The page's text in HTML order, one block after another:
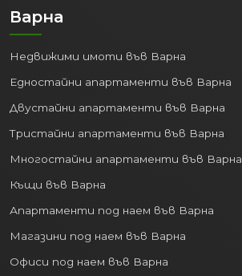
Варна
Недвижими имоти във Варна
Едностайни апартаменти във Варна
Двустайни апартаменти във Варна
Тристайни апартаменти във Варна
Многостайни апартаменти във Варна
Къщи във Варна
Апартаменти под наем във Варна
Магазини под наем във Варна
Офиси под наем във Варна